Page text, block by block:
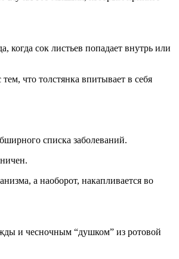
когда сок листьев попадает внутрь или
что толстянка впитывает в себя
списка заболеваний.
а наоборот, накапливается во
и чесночным “душком” из ротовой